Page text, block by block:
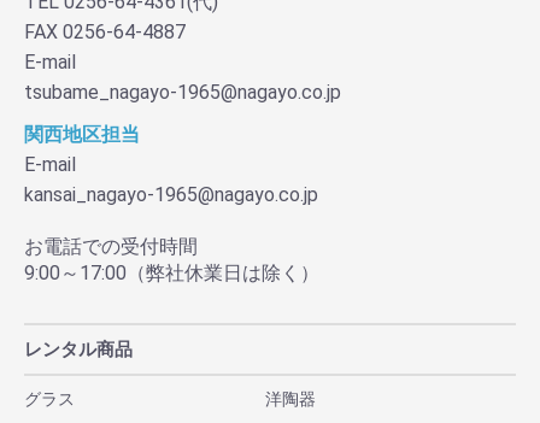
FAX 0256-64-4887
E-mail
tsubame_nagayo-1965@nagayo.co.jp
関西地区担当
E-mail
kansai_nagayo-1965@nagayo.co.jp
お電話での受付時間
9:00～17:00（弊社休業日は除く）
レンタル商品
グラス
洋陶器